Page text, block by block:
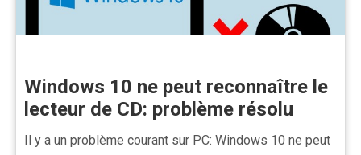
Windows 10 ne peut reconnaître le
lecteur de CD: problème résolu
Il y a un problème courant sur PC: Windows 10 ne peut